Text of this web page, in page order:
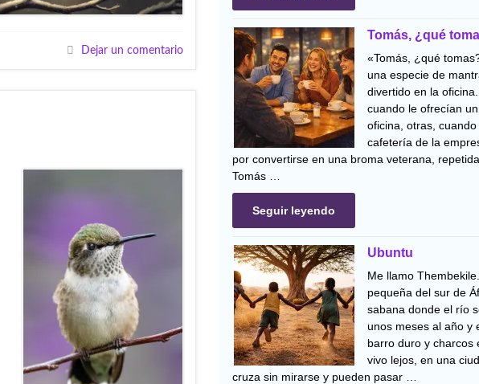
Dejar un comentario
Tomás, ¿qué
«Tomás, ¿qué
una especie de
divertido en la
cuando le ofrecían
oficina, otras,
cafetería de la
por convertirse en una broma veterana,
Tomás …
Seguir leyendo
Ubuntu
Me llamo
pequeña del sur de
sabana donde el río
unos meses al año y
barro duro y charcos
vivo lejos, en una
cruza sin mirarse y pueden pasar …